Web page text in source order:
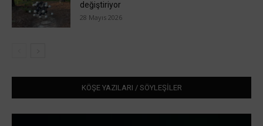
değiştiriyor
28 Mayıs 2026
KÖŞE YAZILARI / SÖYLEŞİLER